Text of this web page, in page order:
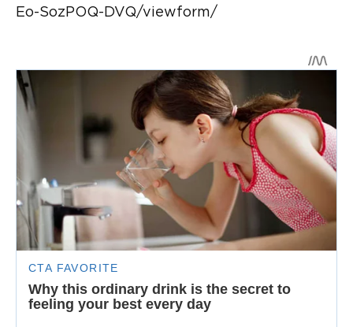
Eo-SozPOQ-DVQ/viewform/